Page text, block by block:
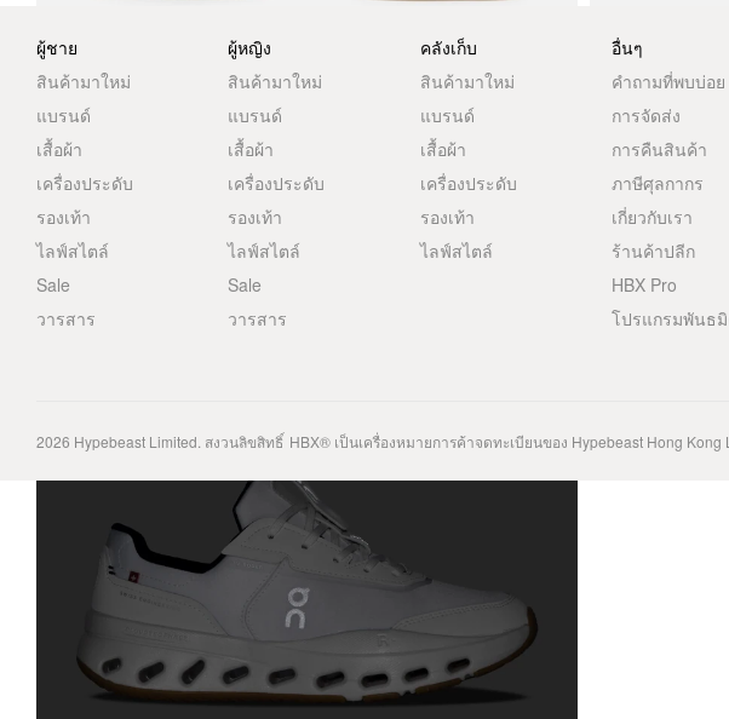
ผู้ชาย
สินค้ามาใหม่
แบรนด์
เสื้อผ้า
เครื่องประดับ
รองเท้า
ไลฟ์สไตล์
Sale
วารสาร
ผู้หญิง
สินค้ามาใหม่
แบรนด์
เสื้อผ้า
เครื่องประดับ
รองเท้า
ไลฟ์สไตล์
Sale
วารสาร
คลังเก็บ
สินค้ามาใหม่
แบรนด์
เสื้อผ้า
เครื่องประดับ
รองเท้า
ไลฟ์สไตล์
อื่นๆ
คำถามที่พบบ่อย
การจัดส่ง
การคืนสินค้า
ภาษีศุลกากร
เกี่ยวกับเรา
ร้านค้าปลีก
HBX Pro
โปรแกรมพันธ
2026 Hypebeast Limited. สงวนลิขสิทธิ์ HBX® เป็นเครื่องหมายการค้าจดทะเบียนของ Hypebeast Hong Kong